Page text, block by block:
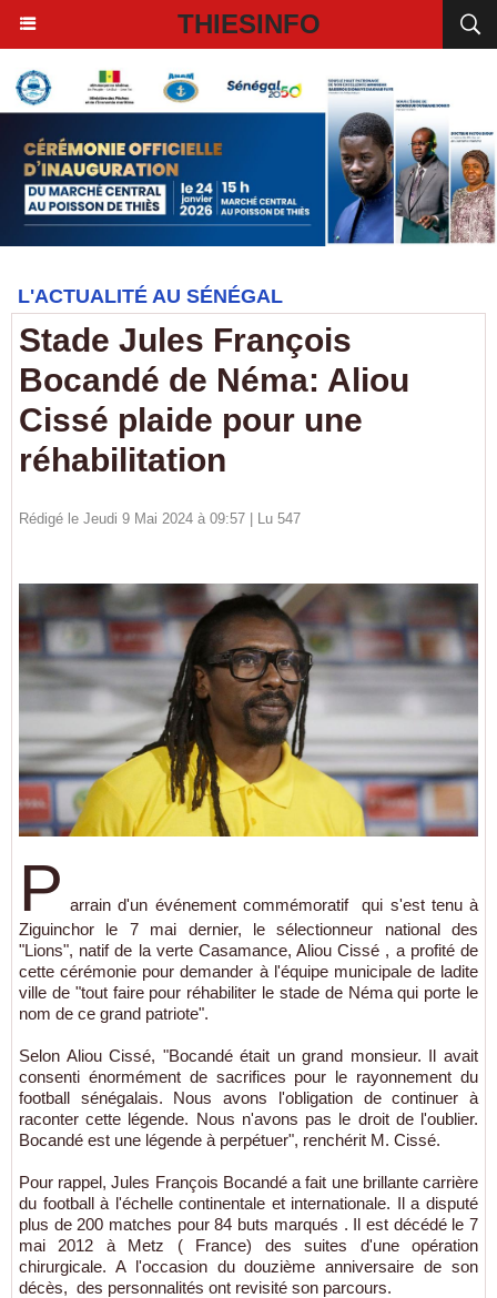
THIESINFO
L'ACTUALITÉ AU SÉNÉGAL
Stade Jules François
Bocandé de Néma: Aliou
Cissé plaide pour une
réhabilitation
Rédigé le Jeudi 9 Mai 2024 à 09:57 | Lu 547
P arrain d'un événement commémoratif qui s'est tenu à
Ziguinchor le 7 mai dernier, le sélectionneur national des
"Lions", natif de la verte Casamance, Aliou Cissé , a profité de
cette cérémonie pour demander à l'équipe municipale de ladite
ville de "tout faire pour réhabiliter le stade de Néma qui porte le
nom de ce grand patriote".
Selon Aliou Cissé, "Bocandé était un grand monsieur. Il avait
consenti énormément de sacrifices pour le rayonnement du
football sénégalais. Nous avons l'obligation de continuer à
raconter cette légende. Nous n'avons pas le droit de l'oublier.
Bocandé est une légende à perpétuer", renchérit M. Cissé.
Pour rappel, Jules François Bocandé a fait une brillante carrière
du football à l'échelle continentale et internationale. Il a disputé
plus de 200 matches pour 84 buts marqués . Il est décédé le 7
mai 2012 à Metz ( France) des suites d'une opération
chirurgicale. A l'occasion du douzième anniversaire de son
décès, des personnalités ont revisité son parcours.